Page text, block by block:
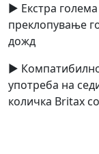
► Екстра
преклопување
дожд
►
употреба на
количка Britax